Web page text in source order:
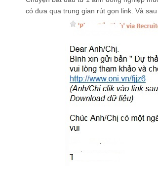
có đưa qua trung gian rút gọn link. Và